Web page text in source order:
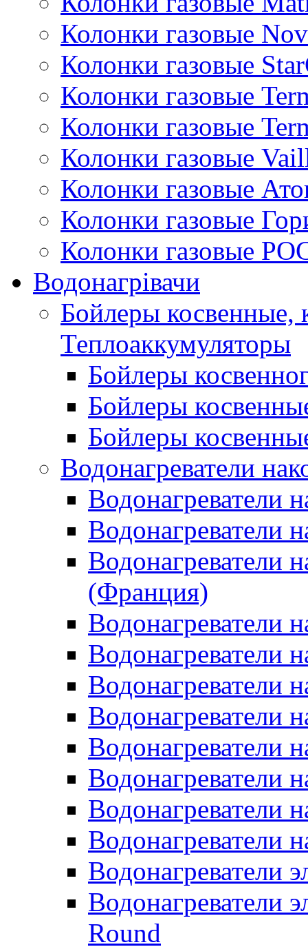
Колонки газовые
Колонки газовые
Колонки газовые
Колонки газовые
Колонки газовые
Колонки газовые
Колонки газовые
Колонки газовые
Водонагрівачи
Бойлеры косвенные,
Теплоаккумуляторы
Бойлеры
Бойлеры
Бойлеры
Водонагреватели
Водонагреватели
Водонагреватели
Водонагреватели
(Франция)
Водонагреватели
Водонагреватели
Водонагреватели
Водонагреватели
Водонагреватели
Водонагреватели
Водонагреватели
Водонагреватели
Водонагреватели
Водонагреватели
Round